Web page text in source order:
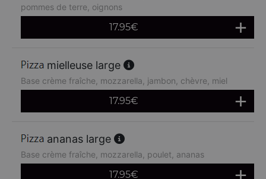
pommes de terre, oignons
17.95€
mielleuse large
Base crème fraîche, mozzarella, jambon, chèvre, miel
17.95€
ananas large
Base crème fraîche, mozzarella, poulet, ananas
17.95€